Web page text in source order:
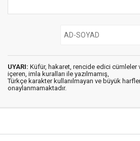
UYARI: Küfür, hakaret, rencide edici cümleler
içeren, imla kuralları ile yazılmamış,
Türkçe karakter kullanılmayan ve büyük
onaylanmamaktadır.